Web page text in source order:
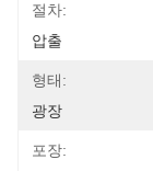
절차:
압출
형태:
광장
포장: